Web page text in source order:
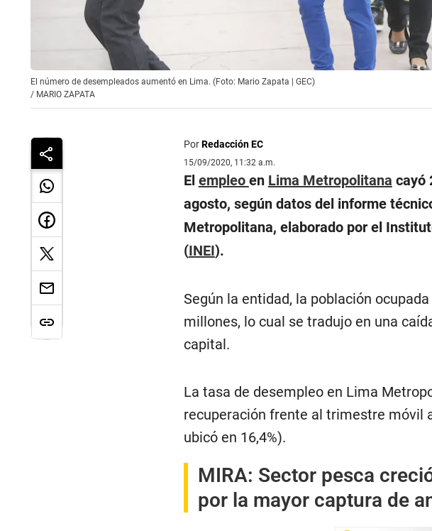
El número de desempleados aumentó en Lima. (Foto: Mario Zapata | GEC)
/ MARIO ZAPATA
PorRedacción EC
15/09/2020, 11:32 a.m.
El empleo en Lima Metropolitana cayó
agosto, según datos del informe
Metropolitana, elaborado por el
(INEI).
Según la entidad, la población
millones, lo cual se tradujo en una
capital.
La tasa de desempleo en Lima
recuperación frente al trimestre móvil
ubicó en 16,4%).
MIRA: Sector pesca
por la mayor captura de